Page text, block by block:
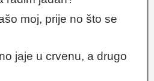
moj, prije no što se
jaje u crvenu, a drugo